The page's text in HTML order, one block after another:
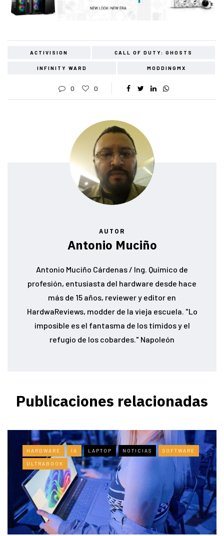
ACTIVISION CALL OF DUTY: GHOSTS
INFINITY WARD MODDINGMX
0 0
AUTOR
Antonio Muciño
Antonio Muciño Cárdenas / Ing. Químico de
profesión, entusiasta del hardware desde hace
más de 15 años, reviewer y editor en
HardwaReviews, modder de la vieja escuela. "Lo
imposible es el fantasma de los tímidos y el
refugio de los cobardes." Napoleón
Publicaciones relacionadas
HARDWARE IA LAPTOP NOTICIAS SOFTWARE
ULTRABOOK